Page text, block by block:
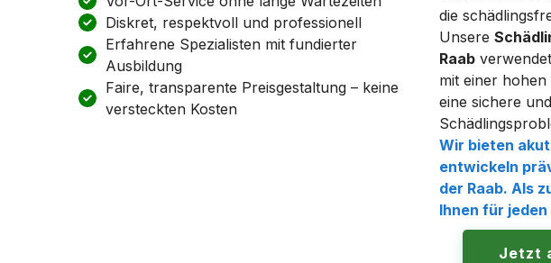
Diskret, respektvoll und professionell
Erfahrene Spezialisten mit fundierter
Ausbildung
Faire, transparente Preisgestaltung – keine
versteckten Kosten
die
Unsere
Raab
mit einer
eine sichere
Wir bieten
entwickeln
der Raab. Als
Ihnen für
Jetzt